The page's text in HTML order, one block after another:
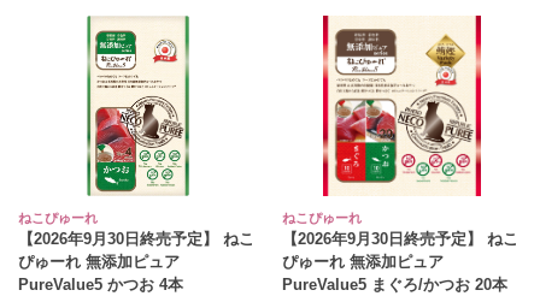
ねこぴゅーれ
【2026年9月30日終売予定】 ねこ
ぴゅーれ 無添加ピュア
PureValue5 かつお 4本
ねこぴゅーれ
【2026年9月30日終売予定】 ねこ
ぴゅーれ 無添加ピュア
PureValue5 まぐろ/かつお 20本